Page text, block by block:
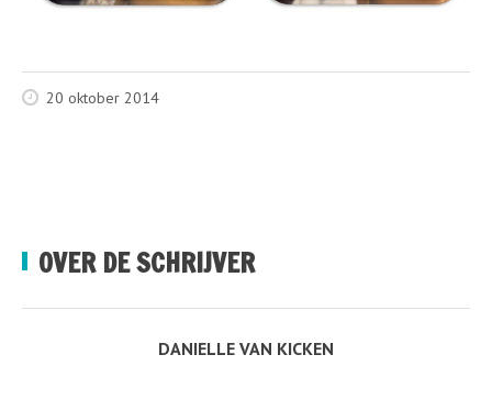
20 oktober 2014
OVER DE SCHRIJVER
DANIELLE VAN KICKEN